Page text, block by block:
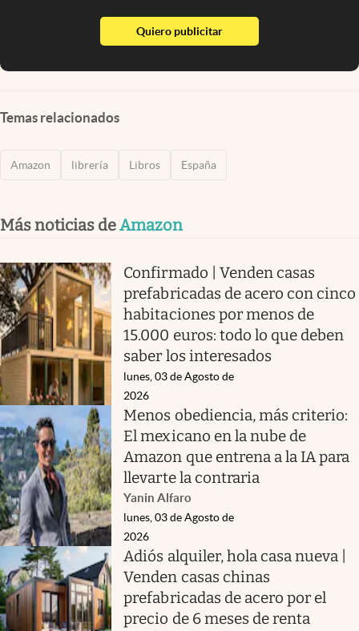
Quiero publicitarabre en nueva pestaña
Temas relacionados
Amazon librería Libros España
Más noticias deAmazon
Confirmado | Venden casas
prefabricadas de acero con cinco
habitaciones por menos de
15.000 euros: todo lo que deben
saber los interesados
lunes, 03 de Agosto de
2026
Menos obediencia, más criterio:
El mexicano en la nube de
Amazon que entrena a la IA para
llevarte la contraria
Yanin Alfaro
lunes, 03 de Agosto de
2026
Adiós alquiler, hola casa nueva |
Venden casas chinas
prefabricadas de acero por el
precio de 6 meses de renta